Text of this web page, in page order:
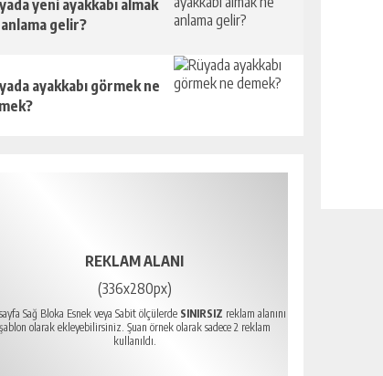
yeni ayakkabı almak
gelir?
ayakkabı görmek ne
REKLAM ALANI
(336x280px)
Sağ Bloka Esnek veya Sabit ölçülerde SINIRSIZ reklam alanını
şablon olarak ekleyebilirsiniz. Şuan örnek olarak sadece 2 reklam
kullanıldı.